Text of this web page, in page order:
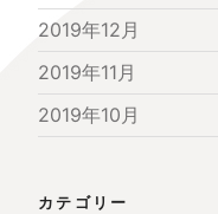
2019年12月
2019年11月
2019年10月
カテゴリー